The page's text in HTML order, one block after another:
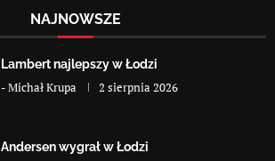
NAJNOWSZE
Lambert najlepszy w Łodzi
-Michał Krupa 2 sierpnia 2026
Andersen wygrał w Łodzi